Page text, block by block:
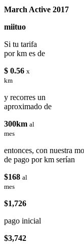
March Active 2017
miituo
Si tu tarifa
por km es de
$ 0.56 x
km
y recorres un
aproximado de
300km al
mes
entonces, con nuestra
de pago por km serían
$168 al
mes
$1,726
pago inicial
$3,742